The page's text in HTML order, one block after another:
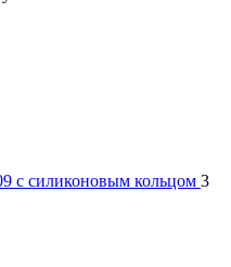
c силиконовым кольцом 3